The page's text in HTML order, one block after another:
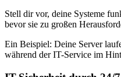
Stell dir vor, deine Systeme
bevor sie zu großen
Ein Beispiel: Deine Server
während der IT-Service im